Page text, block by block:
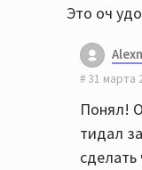
Это оч
31 марта
Понял!
тидал
сделать